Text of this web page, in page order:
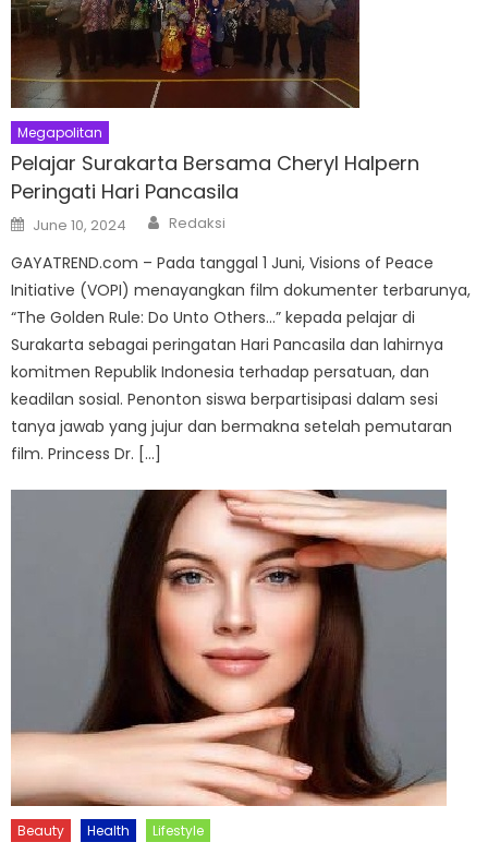
Megapolitan
Pelajar Surakarta Bersama Cheryl Halpern
Peringati Hari Pancasila
Posted
on
June 10, 2024 Author
Redaksi
GAYATREND.com – Pada tanggal 1 Juni, Visions of Peace
Initiative (VOPI) menayangkan film dokumenter terbarunya,
“The Golden Rule: Do Unto Others…” kepada pelajar di
Surakarta sebagai peringatan Hari Pancasila dan lahirnya
komitmen Republik Indonesia terhadap persatuan, dan
keadilan sosial. Penonton siswa berpartisipasi dalam sesi
tanya jawab yang jujur dan bermakna setelah pemutaran
film. Princess Dr. […]
Beauty Health Lifestyle